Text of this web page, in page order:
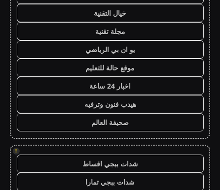
خيال التقنية
مجلة تقنية
يو ان بي الرياضي
موقع حالة للتعليم
اخبار 24 ساعة
هيدب فنون وترفيه
صحيفة العالم
!
شدات ببجي اقساط
شدات ببجي تمارا